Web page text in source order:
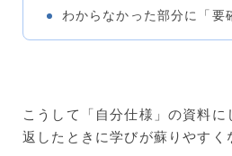
わからなかった部分に「要
こうして「自分仕様」の資料
返したときに学びが蘇りやすく